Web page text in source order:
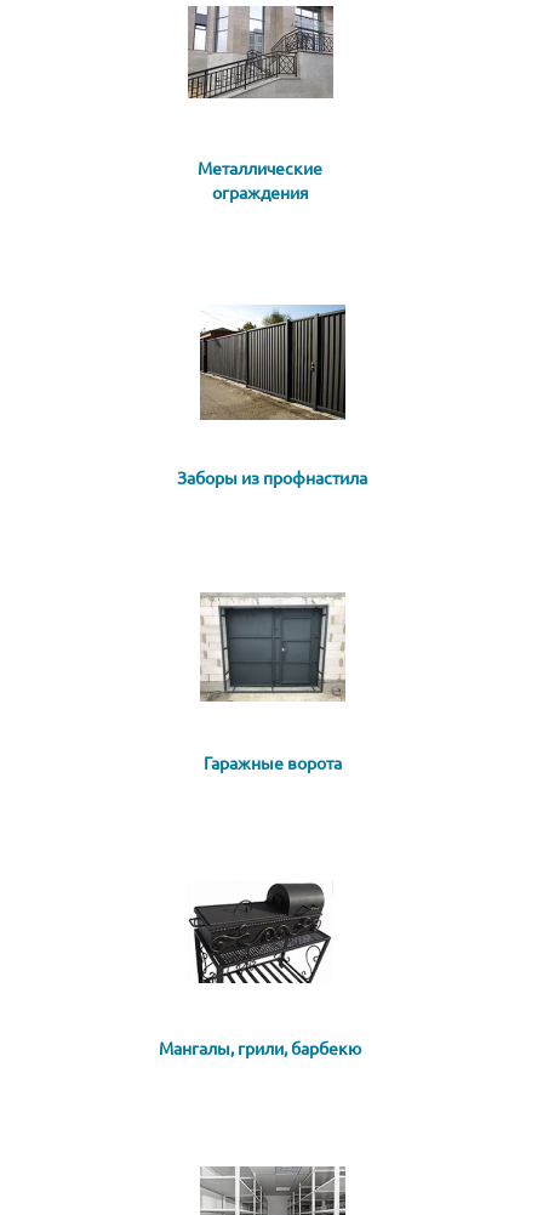
Металлические
ограждения
Заборы из профнастила
Гаражные ворота
Мангалы, грили, барбекю